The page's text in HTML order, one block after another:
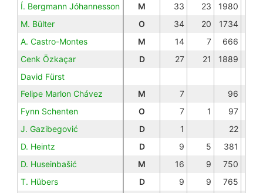
Í. Bergmann Jóhannesson M 33 23 1980
M. Bülter
O 34 20 1734
A. Castro-Montes
M 14 7 666
Cenk Özkaçar
D 27 21 1889
David Fürst
Felipe Marlon Chávez
M 7
96
Fynn Schenten
O 7 1
97
J. Gazibegović
D 1
22
D. Heintz
D 9 5
381
D. Huseinbašić
M 16 9 750
T. Hübers
D 9 9
765